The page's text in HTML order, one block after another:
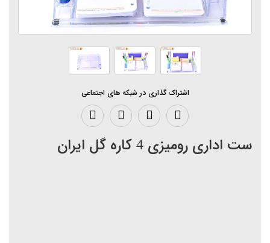
اشتراک گذاری در شبکه های اجتماعی
ست اداری رومیزی 4 کاره گل ایران